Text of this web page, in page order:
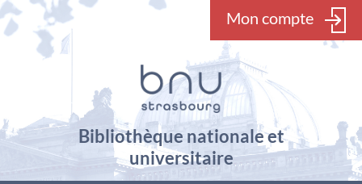
Mon compte
Bibliothèque nationale et
universitaire